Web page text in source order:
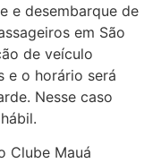
e desembarque de
em São
de veículo
e o horário será
Nesse caso
Clube Mauá